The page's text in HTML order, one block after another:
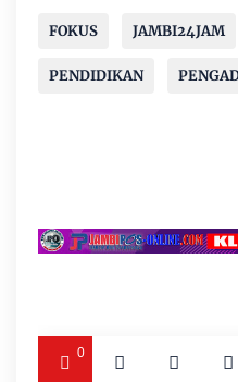
FOKUS JAMBI24JAM
PENDIDIKAN
0